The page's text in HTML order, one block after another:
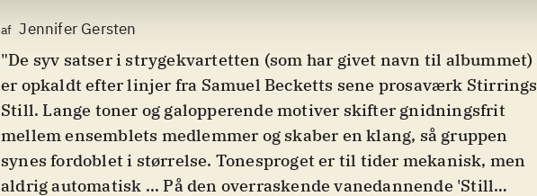
af Jennifer Gersten
"De syv satser i strygekvartetten (som har givet navn til albummet)
er opkaldt efter linjer fra Samuel Becketts sene prosaværk Stirrings
Still. Lange toner og galopperende motiver skifter gnidningsfrit
mellem ensemblets medlemmer og skaber en klang, så gruppen
synes fordoblet i størrelse. Tonesproget er til tider mekanisk, men
aldrig automatisk ... På den overraskende vanedannende 'Still